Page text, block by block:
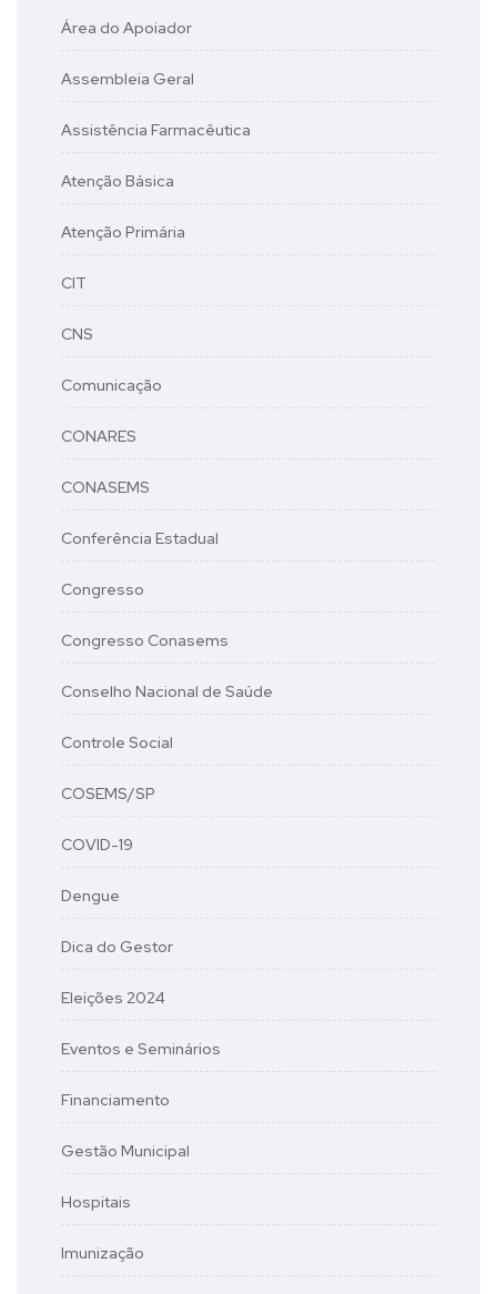
Área do Apoiador
Assembleia Geral
Assistência Farmacêutica
Atenção Básica
Atenção Primária
CIT
CNS
Comunicação
CONARES
CONASEMS
Conferência Estadual
Congresso
Congresso Conasems
Conselho Nacional de Saúde
Controle Social
COSEMS/SP
COVID-19
Dengue
Dica do Gestor
Eleições 2024
Eventos e Seminários
Financiamento
Gestão Municipal
Hospitais
Imunização